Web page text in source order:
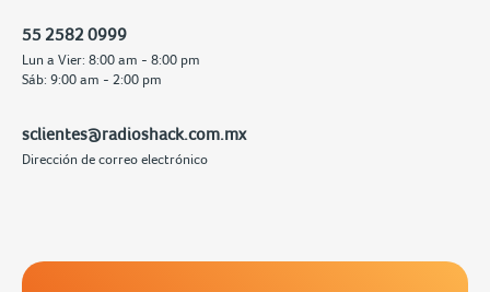
55 2582 0999
Lun a Vier: 8:00 am - 8:00 pm
Sáb: 9:00 am - 2:00 pm
sclientes@radioshack.com.mx
Dirección de correo electrónico